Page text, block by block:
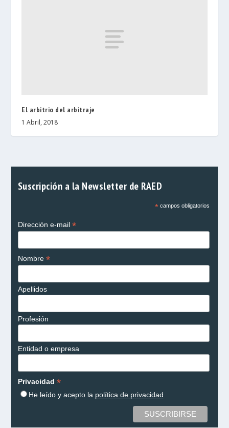
El arbitrio del arbitraje
1 Abril, 2018
Suscripción a la Newsletter de RAED
*campos obligatorios
Dirección e-mail *
Nombre *
Apellidos
Profesión
Entidad o empresa
Privacidad *
He leído y acepto la política de privacidad